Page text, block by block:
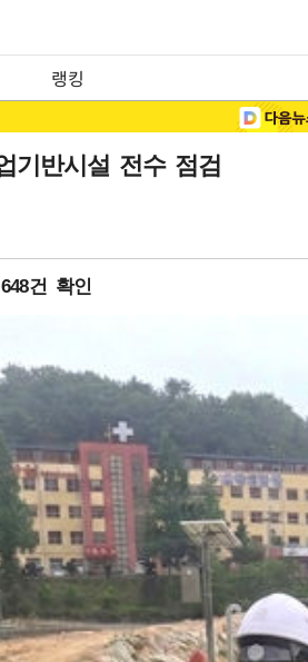
랭킹
기반시설 전수 점검
건 확인